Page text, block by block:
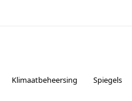
Klimaatbeheersing Spiegels